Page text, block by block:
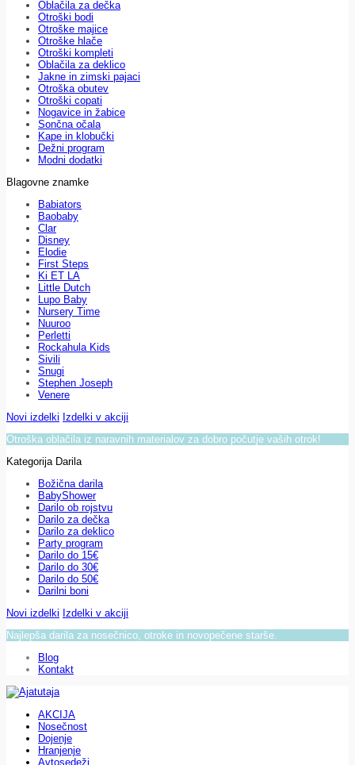
Oblačila za dečka
Otroški bodi
Otroške majice
Otroške hlače
Otroški kompleti
Oblačila za deklico
Jakne in zimski pajaci
Otroška obutev
Otroški copati
Nogavice in žabice
Sončna očala
Kape in klobučki
Dežni program
Modni dodatki
Blagovne znamke
Babiators
Baobaby
Clar
Disney
Elodie
First Steps
Ki ET LA
Little Dutch
Lupo Baby
Nursery Time
Nuuroo
Perletti
Rockahula Kids
Sivili
Snugi
Stephen Joseph
Venere
Novi izdelki Izdelki v akciji
Otroška oblačila iz naravnih materialov za dobro počutje vaših otrok!
Kategorija Darila
Božična darila
BabyShower
Darilo ob rojstvu
Darilo za dečka
Darilo za deklico
Party program
Darilo do 15€
Darilo do 30€
Darilo do 50€
Darilni boni
Novi izdelki Izdelki v akciji
Najlepša darila za nosečnico, otroke in novopečene starše.
Blog
Kontakt
AKCIJA
Nosečnost
Dojenje
Hranjenje
Avtosedeži